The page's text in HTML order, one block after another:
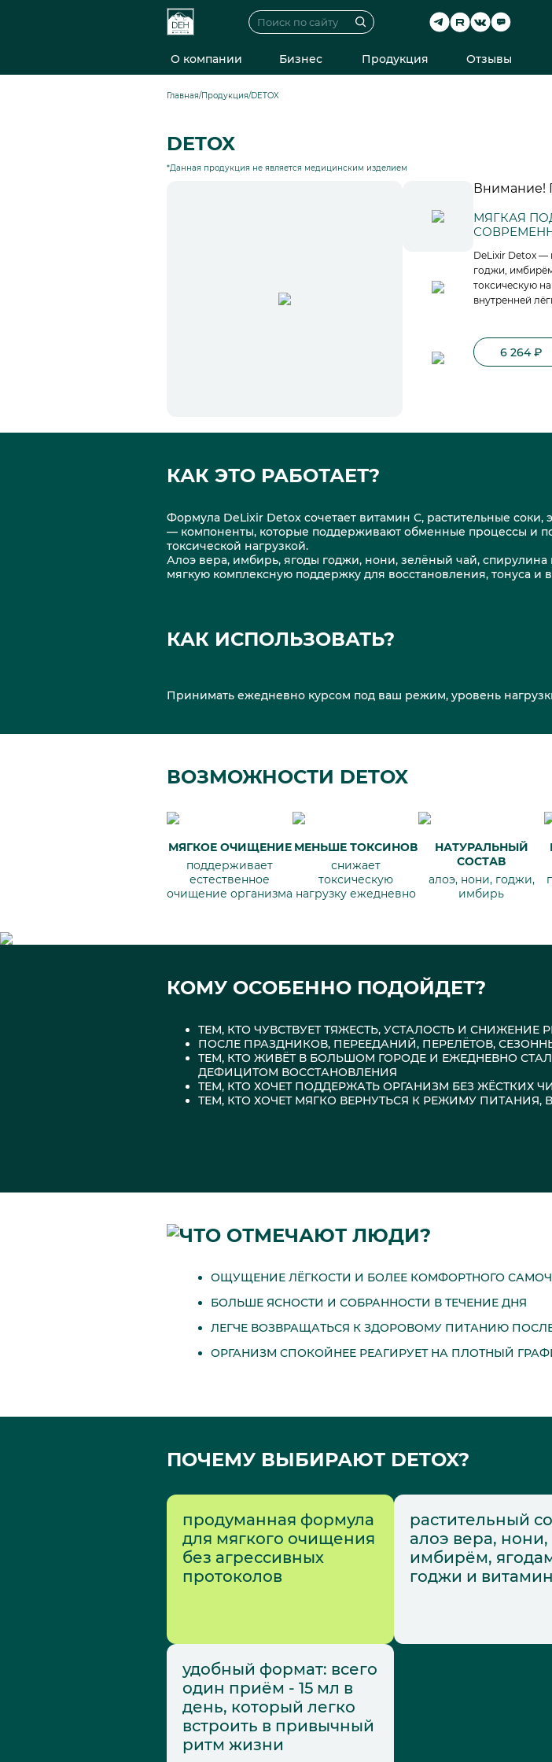
О компании Бизнес Продукция Отзывы
Главная/Продукция/DETOX
DETOX
*Данная продукция не является медицинским изделием
Внимание!
МЯГКАЯ
DeLixir Detox —
годжи, имбирём
токсическую
внутренней
6 264 ₽
КАК ЭТО РАБОТАЕТ?
Формула DeLixir Detox сочетает витамин C, растительные соки,
— компоненты, которые поддерживают обменные процессы и
токсической нагрузкой.
Алоэ вера, имбирь, ягоды годжи, нони, зелёный чай,
мягкую комплексную поддержку для восстановления, тонуса и
КАК ИСПОЛЬЗОВАТЬ?
Принимать ежедневно курсом под ваш режим, уровень
ВОЗМОЖНОСТИ DETOX
МЯГКОЕ ОЧИЩЕНИЕ
поддерживает
естественное
очищение организма
МЕНЬШЕ ТОКСИНОВ
снижает
токсическую
нагрузку ежедневно
НАТУРАЛЬНЫЙ
СОСТАВ
алоэ, нони, годжи,
имбирь
КОМУ ОСОБЕННО ПОДОЙДЕТ?
ТЕМ, КТО ЧУВСТВУЕТ ТЯЖЕСТЬ, УСТАЛОСТЬ И
ПОСЛЕ ПРАЗДНИКОВ, ПЕРЕЕДАНИЙ, ПЕРЕЛЁТОВ,
ТЕМ, КТО ЖИВЁТ В БОЛЬШОМ ГОРОДЕ И ЕЖЕДНЕВНО
ДЕФИЦИТОМ ВОССТАНОВЛЕНИЯ
ТЕМ, КТО ХОЧЕТ ПОДДЕРЖАТЬ ОРГАНИЗМ БЕЗ ЖЁСТКИХ
ТЕМ, КТО ХОЧЕТ МЯГКО ВЕРНУТЬСЯ К РЕЖИМУ
ЧТО ОТМЕЧАЮТ ЛЮДИ?
ОЩУЩЕНИЕ ЛЁГКОСТИ И БОЛЕЕ КОМФОРТНОГО
БОЛЬШЕ ЯСНОСТИ И СОБРАННОСТИ В ТЕЧЕНИЕ ДНЯ
ЛЕГЧЕ ВОЗВРАЩАТЬСЯ К ЗДОРОВОМУ ПИТАНИЮ
ОРГАНИЗМ СПОКОЙНЕЕ РЕАГИРУЕТ НА ПЛОТНЫЙ
ПОЧЕМУ ВЫБИРАЮТ DETOX?
продуманная формула
для мягкого очищения
без агрессивных
протоколов
растительный
алоэ вера, нони,
имбирём,
годжи и
удобный формат: всего
один приём - 15 мл в
день, который легко
встроить в привычный
ритм жизни